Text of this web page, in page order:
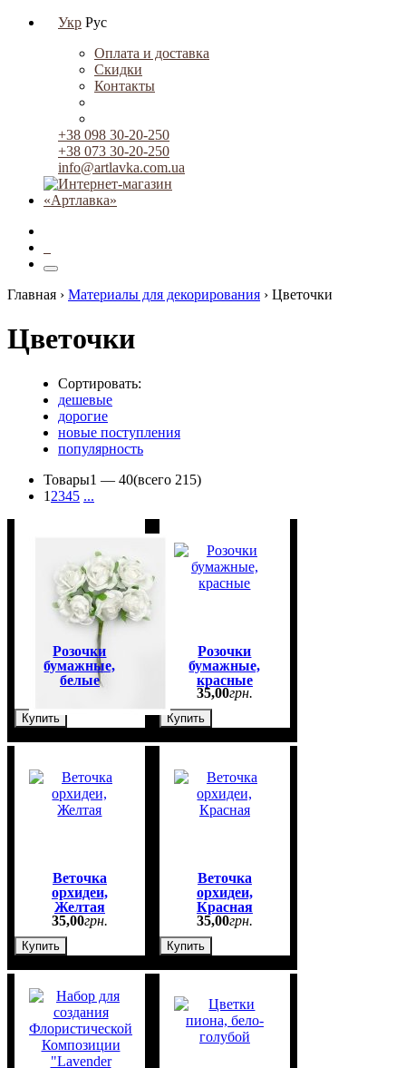
Укр Рус
Оплата и доставка
Скидки
Контакты
+38 098 30-20-250
+38 073 30-20-250
info@artlavka.com.ua
Главная › Материалы для декорирования › Цветочки
Цветочки
Сортировать:
дешевые
дорогие
новые поступления
популярность
Товары1 — 40(всего 215)
1 2345 ...
Розочки
бумажные,
белые
Купить
Розочки
бумажные,
красные
35,00грн.
Купить
Веточка
орхидеи,
Желтая
35,00грн.
Купить
Веточка
орхидеи,
Красная
35,00грн.
Купить